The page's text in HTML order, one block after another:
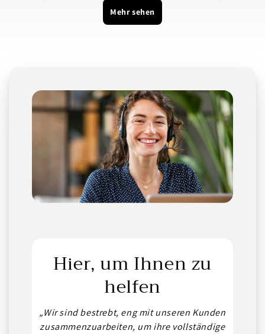
Mehr sehen
Hier, um Ihnen zu
helfen
„Wir sind bestrebt, eng mit unseren Kunden
zusammenzuarbeiten, um ihre vollständige